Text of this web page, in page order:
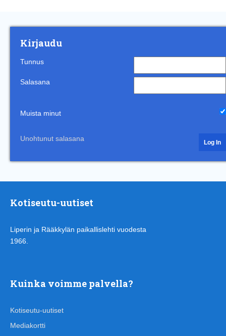
Kirjaudu
Tunnus
Salasana
Muista minut
Unohtunut salasana
Kotiseutu-uutiset
Liperin ja Rääkkylän paikallislehti vuodesta
1966.
Kuinka voimme palvella?
Kotiseutu-uutiset
Mediakortti